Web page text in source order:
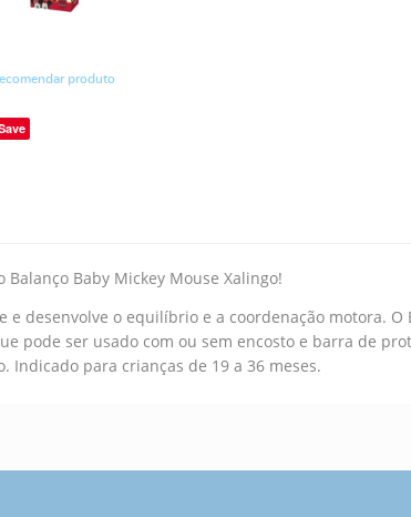
produto
Baby Mickey Mouse Xalingo!
desenvolve o equilíbrio e a coordenação motora.
pode ser usado com ou sem encosto e barra de
Indicado para crianças de 19 a 36 meses.